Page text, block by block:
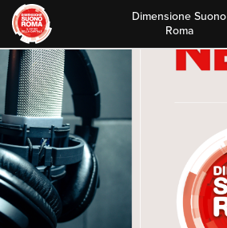
Skip
to
content
Dimensione Suono
Roma